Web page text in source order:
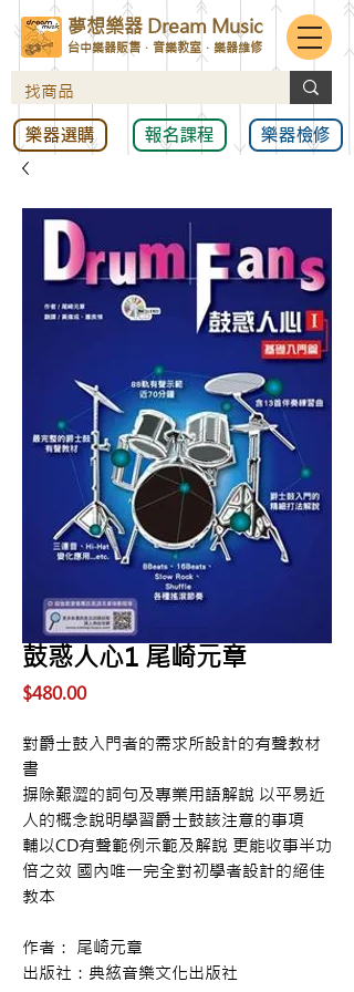
樂器選購 報名課程 樂器檢修
夢想樂器 Dream Music
台中樂器販售．音樂教室．樂器維修
鼓惑人心1 尾崎元章
$480.00價
對爵士鼓入門者的需求所設計的有聲教材
書
摒除艱澀的詞句及專業用語解說 以平易近
人的概念說明學習爵士鼓該注意的事項
輔以CD有聲範例示範及解說 更能收事半功
倍之效 國內唯一完全對初學者設計的絕佳
教本
作者： 尾崎元章
出版社：典絃音樂文化出版社